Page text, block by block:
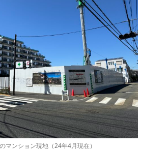
マンション現地（24年4月現在）